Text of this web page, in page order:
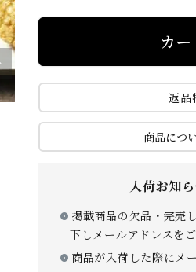
カ
返品
商品につ
入荷お知
掲載商品の欠品・完売
下しメールアドレスを
商品が入荷した際にメ